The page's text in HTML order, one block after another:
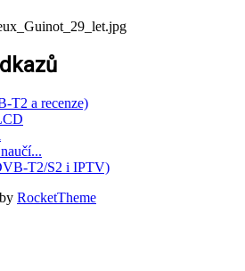
T2 a recenze)
T2/S2 i IPTV)
RocketTheme